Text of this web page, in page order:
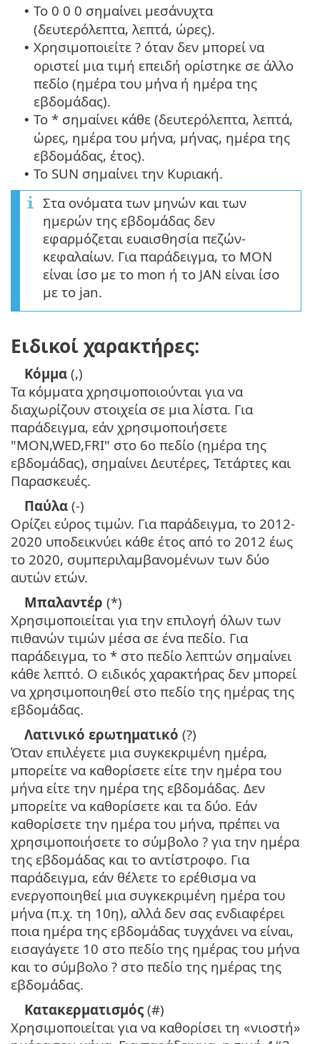
• Το 0 0 0 σημαίνει μεσάνυχτα
(δευτερόλεπτα, λεπτά, ώρες).
• Χρησιμοποιείτε ? όταν δεν μπορεί να
οριστεί μια τιμή επειδή ορίστηκε σε άλλο
πεδίο (ημέρα του μήνα ή ημέρα της
εβδομάδας).
• Το * σημαίνει κάθε (δευτερόλεπτα, λεπτά,
ώρες, ημέρα του μήνα, μήνας, ημέρα της
εβδομάδας, έτος).
• Το SUN σημαίνει την Κυριακή.
Στα ονόματα των μηνών και των
ημερών της εβδομάδας δεν
εφαρμόζεται ευαισθησία πεζών-
κεφαλαίων. Για παράδειγμα, το MON
είναι ίσο με το mon ή το JAN είναι ίσο
με το jan.
Ειδικοί χαρακτήρες:
Κόμμα (,)
Τα κόμματα χρησιμοποιούνται για να
διαχωρίζουν στοιχεία σε μια λίστα. Για
παράδειγμα, εάν χρησιμοποιήσετε
"MON,WED,FRI" στο 6ο πεδίο (ημέρα της
εβδομάδας), σημαίνει Δευτέρες, Τετάρτες και
Παρασκευές.
Παύλα (-)
Ορίζει εύρος τιμών. Για παράδειγμα, το 2012-
2020 υποδεικνύει κάθε έτος από το 2012 έως
το 2020, συμπεριλαμβανομένων των δύο
αυτών ετών.
Μπαλαντέρ (*)
Χρησιμοποιείται για την επιλογή όλων των
πιθανών τιμών μέσα σε ένα πεδίο. Για
παράδειγμα, το * στο πεδίο λεπτών σημαίνει
κάθε λεπτό. Ο ειδικός χαρακτήρας δεν μπορεί
να χρησιμοποιηθεί στο πεδίο της ημέρας της
εβδομάδας.
Λατινικό ερωτηματικό (?)
Όταν επιλέγετε μια συγκεκριμένη ημέρα,
μπορείτε να καθορίσετε είτε την ημέρα του
μήνα είτε την ημέρα της εβδομάδας. Δεν
μπορείτε να καθορίσετε και τα δύο. Εάν
καθορίσετε την ημέρα του μήνα, πρέπει να
χρησιμοποιήσετε το σύμβολο ? για την ημέρα
της εβδομάδας και το αντίστροφο. Για
παράδειγμα, εάν θέλετε το ερέθισμα να
ενεργοποιηθεί μια συγκεκριμένη ημέρα του
μήνα (π.χ. τη 10η), αλλά δεν σας ενδιαφέρει
ποια ημέρα της εβδομάδας τυγχάνει να είναι,
εισαγάγετε 10 στο πεδίο της ημέρας του μήνα
και το σύμβολο ? στο πεδίο της ημέρας της
εβδομάδας.
Κατακερματισμός (#)
Χρησιμοποιείται για να καθορίσει τη «νιοστή»